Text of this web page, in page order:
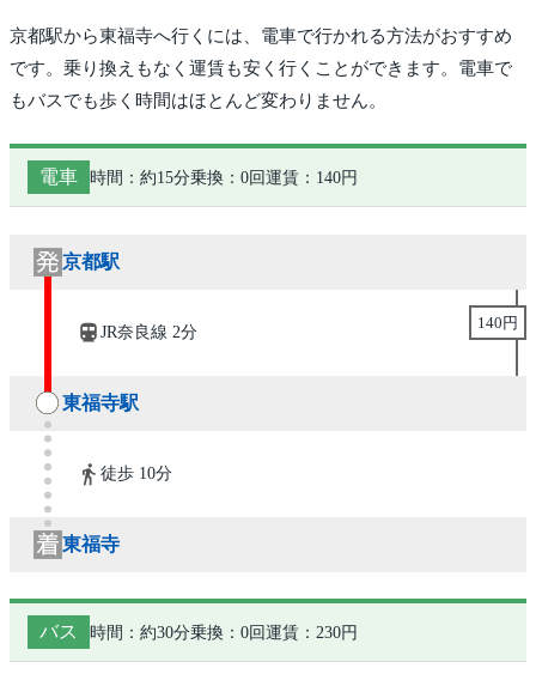
京都駅から東福寺へ行くには、電車で行かれる方法がおすすめ
です。乗り換えもなく運賃も安く行くことができます。電車で
もバスでも歩く時間はほとんど変わりません。
電車 時間：約15分乗換：0回 運賃：140円
京都駅
JR奈良線 2分
140円
東福寺駅
徒歩 10分
東福寺
バス 時間：約30分乗換：0回 運賃：230円